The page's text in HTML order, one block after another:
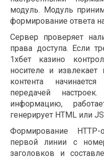
модуль. Модуль
формирование ответа
Сервер проверяет
права доступа. Если
1хбет казино
носителе и извлекает
контента
передачей
информацию,
генерирует HTML или
Формирование HTTP-
первой линии с
заголовков и